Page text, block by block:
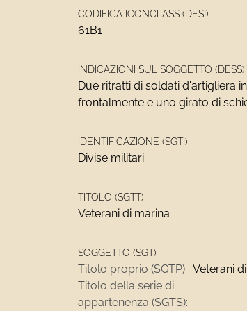
CODIFICA ICONCLASS (DESI)
61B1
INDICAZIONI SUL SOGGETTO (DESS)
Due ritratti di soldati d'artigliera
frontalmente e uno girato di
IDENTIFICAZIONE (SGTI)
Divise militari
TITOLO (SGTT)
Veterani di marina
SOGGETTO (SGT)
Titolo proprio (SGTP): Veterani
Titolo della serie di
appartenenza (SGTS):